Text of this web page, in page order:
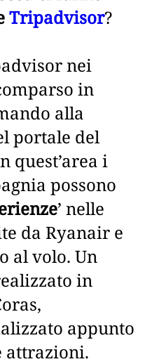
Tripadvisor?
nei
in
alla
portale del
quest’area i
possono
’ nelle
da Ryanair e
al volo. Un
in
appunto
attrazioni.